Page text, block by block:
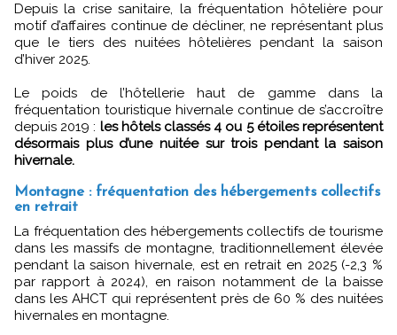
Depuis la crise sanitaire, la fréquentation hôtelière pour
motif d’affaires continue de décliner, ne représentant plus
que le tiers des nuitées hôtelières pendant la saison
d’hiver 2025.
Le poids de l’hôtellerie haut de gamme dans la
fréquentation touristique hivernale continue de s’accroître
depuis 2019 : les hôtels classés 4 ou 5 étoiles représentent
désormais plus d’une nuitée sur trois pendant la saison
hivernale.
Montagne : fréquentation des hébergements collectifs
en retrait
La fréquentation des hébergements collectifs de tourisme
dans les massifs de montagne, traditionnellement élevée
pendant la saison hivernale, est en retrait en 2025 (-2,3 %
par rapport à 2024), en raison notamment de la baisse
dans les AHCT qui représentent près de 60 % des nuitées
hivernales en montagne.